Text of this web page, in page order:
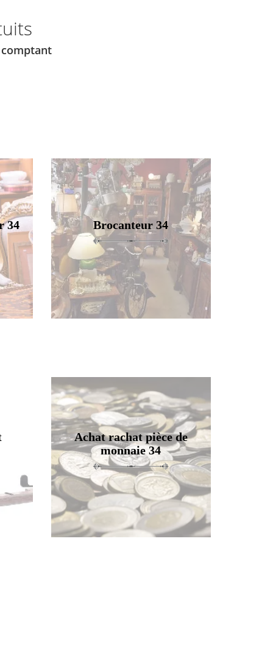
34 Brocanteur 34
Achat rachat pièce de
monnaie 34